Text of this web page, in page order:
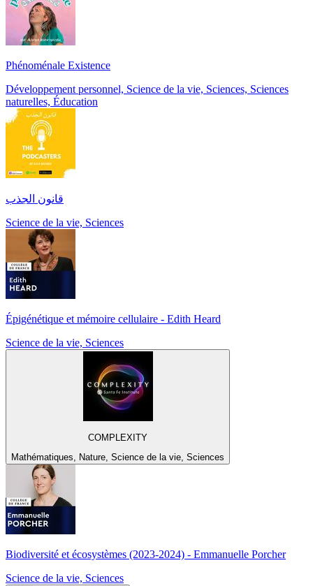
Phénoménale Existence
Développement personnel, Science de la vie, Sciences, Sciences
naturelles, Éducation
قانون الجذب
Science de la vie, Sciences
Épigénétique et mémoire cellulaire - Edith Heard
Science de la vie, Sciences
COMPLEXITY
Mathématiques, Nature, Science de la vie, Sciences
Biodiversité et écosystèmes (2023-2024) - Emmanuelle Porcher
Science de la vie, Sciences